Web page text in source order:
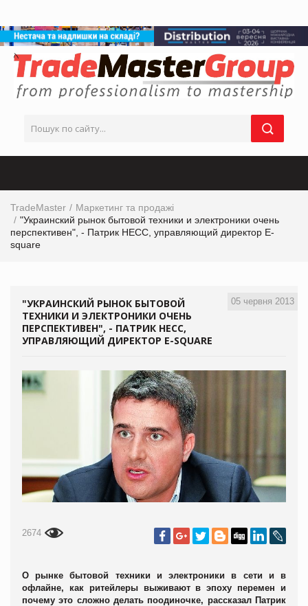
TradeMaster
Маркетинг та продажі
"Украинский рынок бытовой техники и электроники очень
перспективен", - Патрик НЕСС, управляющий директор E-
square
05 червня 2013
"УКРАИНСКИЙ РЫНОК БЫТОВОЙ
ТЕХНИКИ И ЭЛЕКТРОНИКИ ОЧЕНЬ
ПЕРСПЕКТИВЕН", - ПАТРИК НЕСС,
УПРАВЛЯЮЩИЙ ДИРЕКТОР E-SQUARE
2674
О рынке бытовой техники и электроники в сети и в
офлайне, как ритейлеры выживают в эпоху перемен и
почему это сложно делать поодиночке, рассказал Патрик